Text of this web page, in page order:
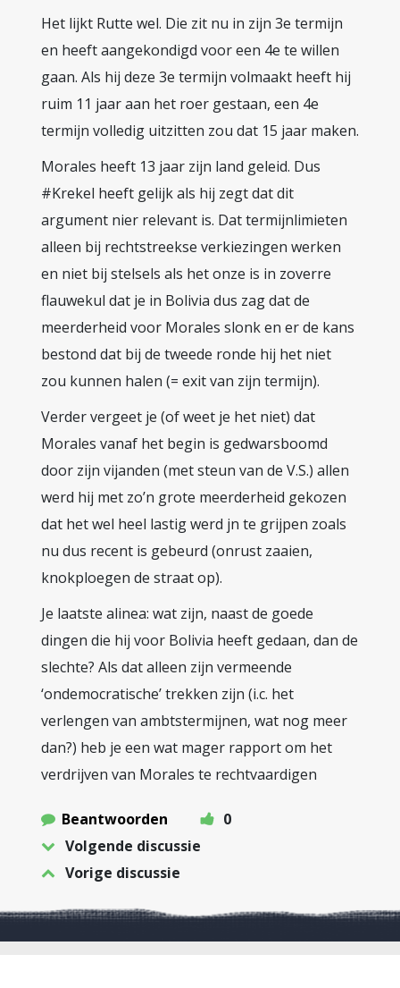
Het lijkt Rutte wel. Die zit nu in zijn 3e termijn
en heeft aangekondigd voor een 4e te willen
gaan. Als hij deze 3e termijn volmaakt heeft hij
ruim 11 jaar aan het roer gestaan, een 4e
termijn volledig uitzitten zou dat 15 jaar maken.
Morales heeft 13 jaar zijn land geleid. Dus
#Krekel heeft gelijk als hij zegt dat dit
argument nier relevant is. Dat termijnlimieten
alleen bij rechtstreekse verkiezingen werken
en niet bij stelsels als het onze is in zoverre
flauwekul dat je in Bolivia dus zag dat de
meerderheid voor Morales slonk en er de kans
bestond dat bij de tweede ronde hij het niet
zou kunnen halen (= exit van zijn termijn).
Verder vergeet je (of weet je het niet) dat
Morales vanaf het begin is gedwarsboomd
door zijn vijanden (met steun van de V.S.) allen
werd hij met zo’n grote meerderheid gekozen
dat het wel heel lastig werd jn te grijpen zoals
nu dus recent is gebeurd (onrust zaaien,
knokploegen de straat op).
Je laatste alinea: wat zijn, naast de goede
dingen die hij voor Bolivia heeft gedaan, dan de
slechte? Als dat alleen zijn vermeende
‘ondemocratische’ trekken zijn (i.c. het
verlengen van ambtstermijnen, wat nog meer
dan?) heb je een wat mager rapport om het
verdrijven van Morales te rechtvaardigen
Beantwoorden
0
Volgende discussie
Vorige discussie